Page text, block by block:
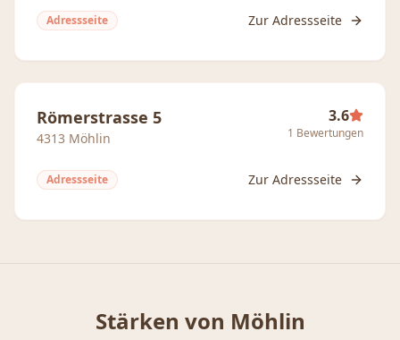
Adressseite Zur Adressseite
Römerstrasse 5
4313 Möhlin
3.6
1 Bewertungen
Adressseite Zur Adressseite
Stärken von Möhlin